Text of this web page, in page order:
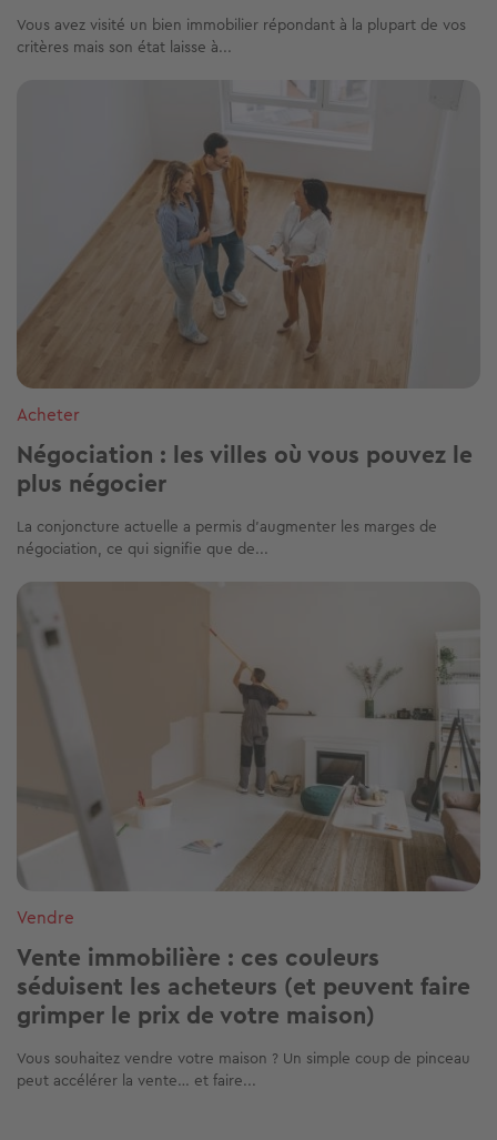
Vous avez visité un bien immobilier répondant à la plupart de vos
critères mais son état laisse à...
Acheter
Négociation : les villes où vous pouvez le
plus négocier
La conjoncture actuelle a permis d’augmenter les marges de
négociation, ce qui signifie que de...
Image
Vendre
Vente immobilière : ces couleurs
séduisent les acheteurs (et peuvent faire
grimper le prix de votre maison)
Vous souhaitez vendre votre maison ? Un simple coup de pinceau
peut accélérer la vente… et faire...